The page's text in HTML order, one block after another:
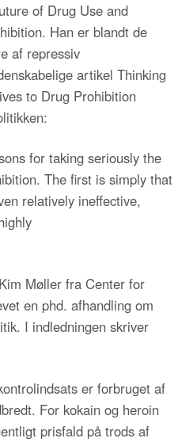
of Drug Use and
Han er blandt de
af repressiv
artikel Thinking
to Drug Prohibition
for taking seriously the
The first is simply that
relatively ineffective,
Møller fra Center for
en phd. afhandling om
I indledningen skriver
er forbruget af
For kokain og heroin
prisfald på trods af